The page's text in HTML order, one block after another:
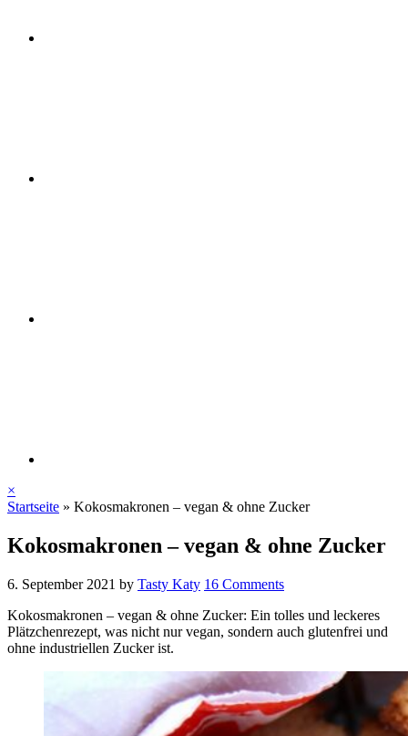
×
Startseite » Kokosmakronen – vegan & ohne Zucker
Kokosmakronen – vegan & ohne Zucker
6. September 2021 by Tasty Katy 16 Comments
Kokosmakronen – vegan & ohne Zucker: Ein tolles und leckeres
Plätzchenrezept, was nicht nur vegan, sondern auch glutenfrei und
ohne industriellen Zucker ist.